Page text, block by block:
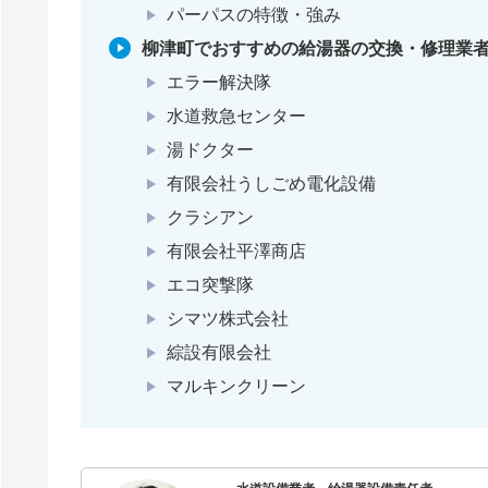
パーパスの特徴・強み
柳津町でおすすめの給湯器の交換・修理業
エラー解決隊
水道救急センター
湯ドクター
有限会社うしごめ電化設備
クラシアン
有限会社平澤商店
エコ突撃隊
シマツ株式会社
綜設有限会社
マルキンクリーン